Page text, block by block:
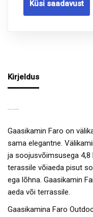
Küsi saadavust
Kirjeldus
Gaasikamin Faro on
sama elegantne.
ja soojusvõimsusega 4,8
terassile võiaeda pisut
ega lõhna. Gaasikamin
aeda või terrassile.
Gaasikamina Faro